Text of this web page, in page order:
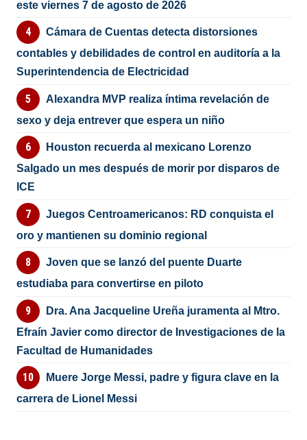
este viernes 7 de agosto de 2026
Cámara de Cuentas detecta distorsiones
contables y debilidades de control en auditoría a la
Superintendencia de Electricidad
Alexandra MVP realiza íntima revelación de
sexo y deja entrever que espera un niño
Houston recuerda al mexicano Lorenzo
Salgado un mes después de morir por disparos de
ICE
Juegos Centroamericanos: RD conquista el
oro y mantienen su dominio regional
Joven que se lanzó del puente Duarte
estudiaba para convertirse en piloto
Dra. Ana Jacqueline Ureña juramenta al Mtro.
Efraín Javier como director de Investigaciones de la
Facultad de Humanidades
Muere Jorge Messi, padre y figura clave en la
carrera de Lionel Messi